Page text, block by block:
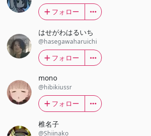
フォロー
はせがわはるいち
@hasegawaharuichi
フォロー
mono
@hibikiussr
フォロー
椎名子
@Shiinako